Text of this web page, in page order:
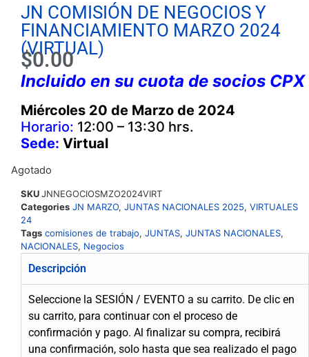
JN COMISIÓN DE NEGOCIOS Y
FINANCIAMIENTO MARZO 2024
(VIRTUAL)
$0.00
Incluido en su cuota de socios CPX
Miércoles 20 de Marzo de 2024
Horario: 12:00 – 13:30 hrs.
Sede: Virtual
Agotado
SKUJNNEGOCIOSMZO2024VIRT
Categories JN MARZO, JUNTAS NACIONALES 2025, VIRTUALES
24
Tags comisiones de trabajo, JUNTAS, JUNTAS NACIONALES,
NACIONALES, Negocios
Descripción
Seleccione la SESIÓN / EVENTO a su carrito. De clic en
su carrito, para continuar con el proceso de
confirmación y pago. Al finalizar su compra, recibirá
una confirmación, solo hasta que sea realizado el pago